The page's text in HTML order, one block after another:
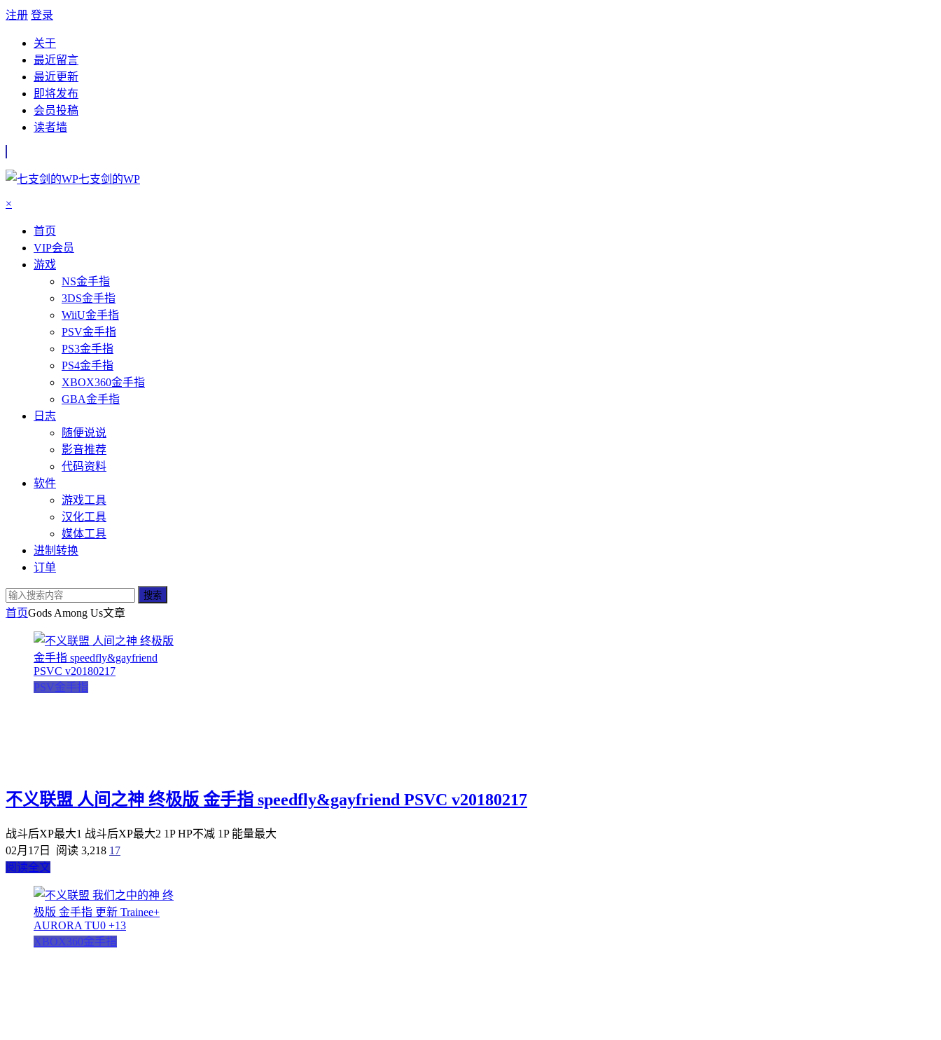
注册 登录
关于
最近留言
最近更新
即将发布
会员投稿
读者墙
七支剑的WP
×
首页
VIP会员
游戏
NS金手指
3DS金手指
WiiU金手指
PSV金手指
PS3金手指
PS4金手指
XBOX360金手指
GBA金手指
日志
随便说说
影音推荐
代码资料
软件
游戏工具
汉化工具
媒体工具
进制转换
订单
搜索
首页Gods Among Us文章
PSV金手指
不义联盟 人间之神 终极版 金手指 speedfly&gayfriend PSVC v20180217
战斗后XP最大1 战斗后XP最大2 1P HP不减 1P 能量最大
02月17日
阅读 3,218 17
阅读全文
XBOX360金手指